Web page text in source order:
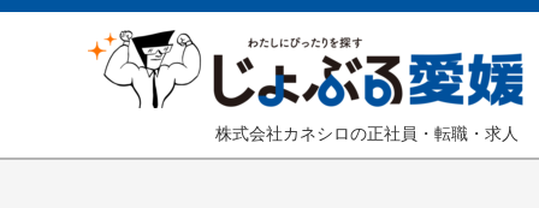
株式会社カネシロの正社員・転職・求人